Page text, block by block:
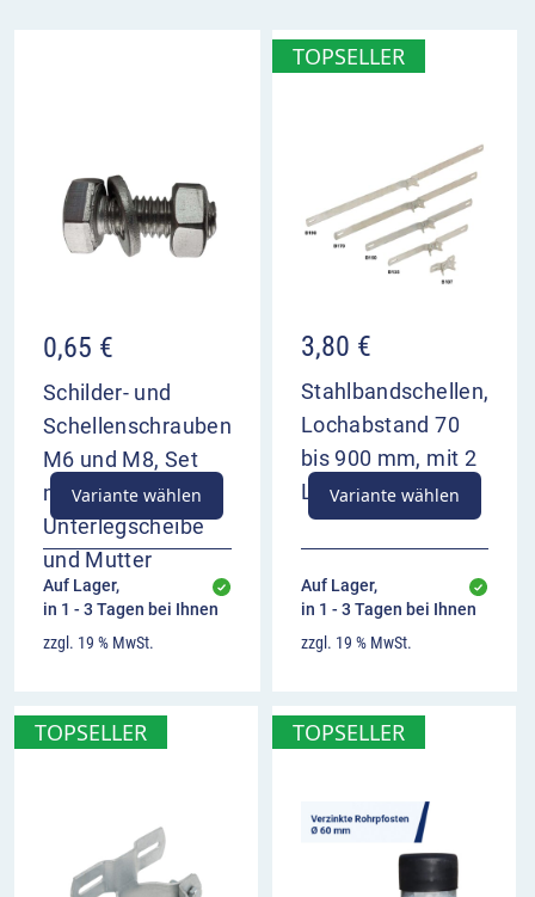
sich ganz nach Ihren Wünschen. Wir erstellen
Ihnen gerne ein individuelles Angebot. Als
abschließbares Vorhangschloss ergänzt werden
kann. Zur Befestigung bestellen Sie am besten
gleich Rohr- oder Klemmschellen mit.
0,65 €
Schilder- und
Schellenschrauben
M6 und M8, Set
mit Schraube,
Unterlegscheibe
und Mutter
Variante wählen
Auf Lager,
in 1 - 3 Tagen bei Ihnen
zzgl. 19 % MwSt.
TOPSELLER
3,80 €
Stahlbandschellen,
Lochabstand 70
bis 900 mm, mit 2
Langlöchern
Variante wählen
Auf Lager,
in 1 - 3 Tagen bei Ihnen
zzgl. 19 % MwSt.
TOPSELLER TOPSELLER